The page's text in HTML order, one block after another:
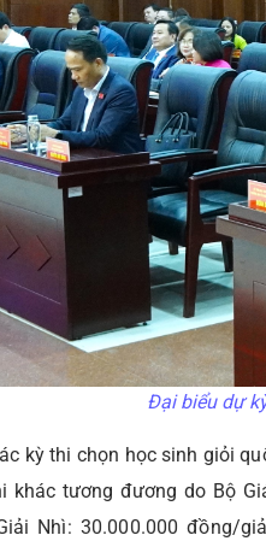
Đại biểu dự
kỳ thi chọn học sinh giỏi
khác tương đương do Bộ
Nhì: 30.000.000 đồng/